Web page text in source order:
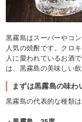
黒霧島はスーパーやコ
人気の焼酎です。クロ
人に愛われているお酒
は、黒霧島の美味しい
まずは黒霧島の味わ
黒霧島の代表的な種類